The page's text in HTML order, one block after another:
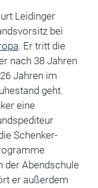
Leidinger
bei
. Er tritt die
nach 38 Jahren
Jahren im
geht.
eine
Schenker-
der Abendschule
er außerdem